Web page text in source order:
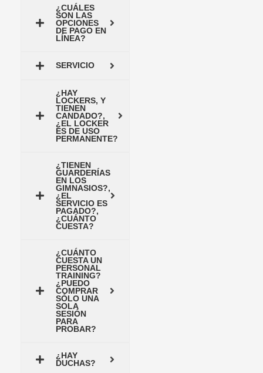
¿CUÁLES
SON LAS
OPCIONES
DE PAGO EN
LÍNEA?
SERVICIO
¿HAY
LOCKERS, Y
TIENEN
CANDADO?,
¿EL LOCKER
ES DE USO
PERMANENTE?
¿TIENEN
GUARDERÍAS
EN LOS
GIMNASIOS?,
¿EL
SERVICIO ES
PAGADO?,
¿CUÁNTO
CUESTA?
¿CUÁNTO
CUESTA UN
PERSONAL
TRAINING?
¿PUEDO
COMPRAR
SÓLO UNA
SOLA
SESIÓN
PARA
PROBAR?
¿HAY
DUCHAS?